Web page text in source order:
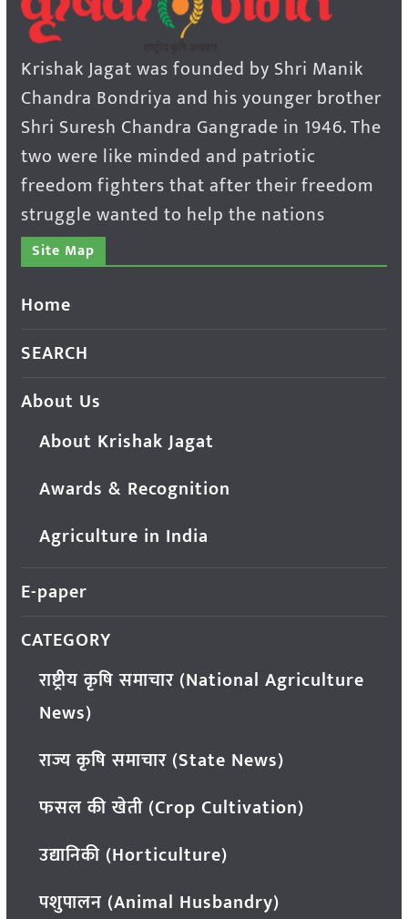
Krishak Jagat was founded by Shri Manik
Chandra Bondriya and his younger brother
Shri Suresh Chandra Gangrade in 1946. The
two were like minded and patriotic
freedom fighters that after their freedom
struggle wanted to help the nations
Site Map
Home
SEARCH
About Us
About Krishak Jagat
Awards & Recognition
Agriculture in India
E-paper
CATEGORY
राष्ट्रीय कृषि समाचार (National Agriculture
News)
राज्य कृषि समाचार (State News)
फसल की खेती (Crop Cultivation)
उद्यानिकी (Horticulture)
पशुपालन (Animal Husbandry)